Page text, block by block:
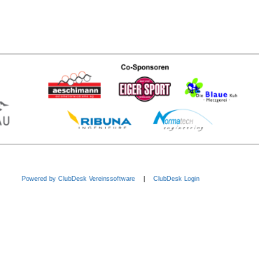
Powered by ClubDesk Vereinssoftware| ClubDesk Login